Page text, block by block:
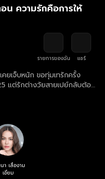
น ความรักคือการให้
รายการของฉัน
แชร์
ยเจ็บหนัก ขอทุ่มเทรักครั้ง
แต่รักต่างวัยสายเปย์กลับต้อง
ดเข้ามาพัวพันและขัดขวางสุด
า เสืองาม
เอี่ยม